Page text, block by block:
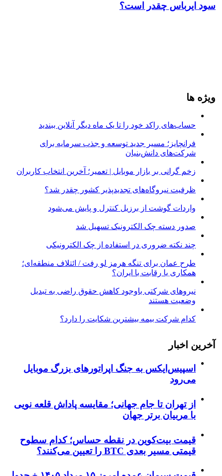
سود ایرباس چقدر است؟
ویژه ها
حساب‌های راکد خود را تا یک ماه دیگر آنلاین ببندید
فرانچایز؛ مسیر جدید توسعه و جذب سرمایه برای
شرکت‌های دانش‌بنیان
زخم گرانی بر بازار موبایل | تعمیر؛ آخرین انتخاب کاربران
ظرفیت نیروگاه‌های تجدیدپذیر کشور چقدر شد؟
واردات گوشت از برزیل کنترل و پایش می‌شود
صدور دسته چک الکترونیک تسهیل شد
چند نکته ضروری در استفاده از چک الکترونیکی
طرح عمان برای تنگه هرمز لو رفت / ائتلاف منطقه‌ای؛
همکاری یا رقابت با ایران؟
نیروهای شرکتی باوجود کاهش حقوق راضی به تبدیل
وضعیت هستند
کدام شرکت بیمه بیشترین شکایت را دارد؟
آخرین اخبار
اسپیس‌ایکس به جنگ اپراتورهای بزرگ موبایل
می‌رود
از تهران تا جام جهانی؛ مقایسه پاداش قلعه نویی
با مربیان برتر جهان
قیمت بیت‌کوین در نقطه حساس؛ کدام سطوح
قیمتی مسیر بعدی BTC را تعیین می‌کنند؟